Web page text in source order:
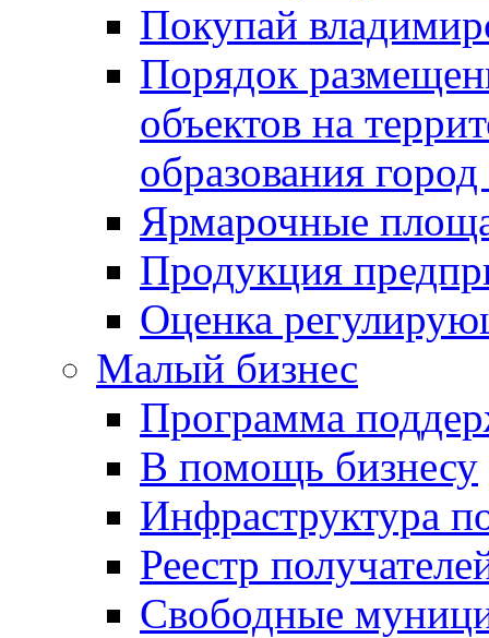
Покупай
Порядок
объектов на
образования
Ярмарочные
Продукция
Оценка
Малый бизнес
Программа
В помощь бизнесу
Инфраструктура
Реестр
Свободные